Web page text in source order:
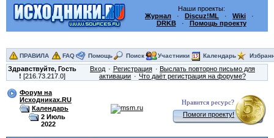
Наши проекты:
Журнал · Discuz!ML · Wiki ·
DRKB· Помощь проекту
ПРАВИЛА FAQ Помощь Поиск Участники Календарь
Здравствуйте, Гость
! [216.73.217.0]
Вход Регистрация
Выслать повторно письмо для
активации
Что даёт регистрация на форуме?
Форум на
Исходниках.RU
Календарь
2 Июль
2022
Нравится ресурс?
Помоги проекту!